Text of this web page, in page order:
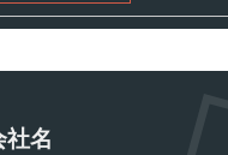
社名